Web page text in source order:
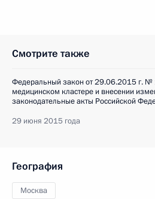
Смотрите также
Федеральный закон от 29.06.2015 г.
медицинском кластере и внесении
законодательные акты Российской
29 июня 2015 года
География
Москва